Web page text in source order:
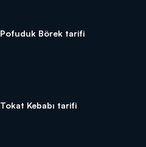
Pofuduk Börek tarifi
Tokat Kebabı tarifi